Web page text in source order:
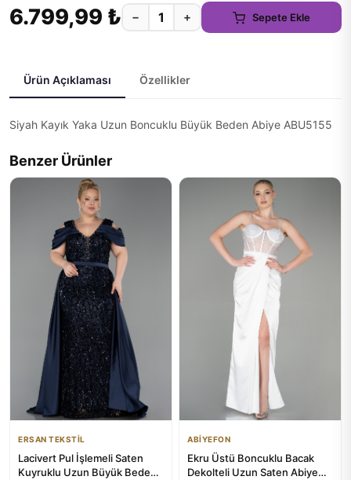
6.799,99 ₺ − + Sepete Ekle
Ürün Açıklaması Özellikler
Siyah Kayık Yaka Uzun Boncuklu Büyük Beden Abiye ABU5155
Benzer Ürünler
ERSAN TEKSTİL
Lacivert Pul İşlemeli Saten
Kuyruklu Uzun Büyük Beden
ABİYEFON
Ekru Üstü Boncuklu Bacak
Dekolteli Uzun Saten Abiye